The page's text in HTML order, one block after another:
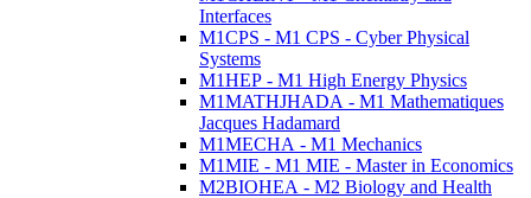
Interfaces
M1CPS - M1 CPS - Cyber Physical
Systems
M1HEP - M1 High Energy Physics
M1MATHJHADA - M1 Mathematiques
Jacques Hadamard
M1MECHA - M1 Mechanics
M1MIE - M1 MIE - Master in Economics
M2BIOHEA - M2 Biology and Health